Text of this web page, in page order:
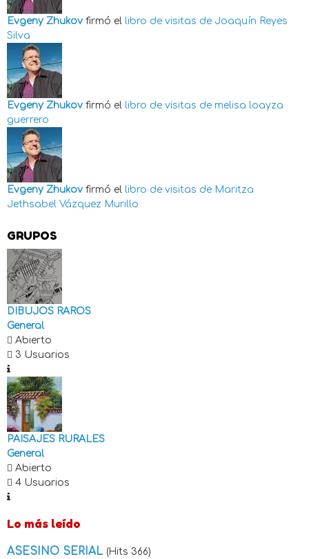
Evgeny Zhukov firmó el libro de visitas de Joaquín Reyes
Silva
Evgeny Zhukov firmó el libro de visitas de melisa loayza
guerrero
Evgeny Zhukov firmó el libro de visitas de Maritza
Jethsabel Vázquez Murillo
GRUPOS
DIBUJOS RAROS
General
Abierto
3 Usuarios
PAISAJES RURALES
General
Abierto
4 Usuarios
Lo más leído
ASESINO SERIAL (Hits 366)